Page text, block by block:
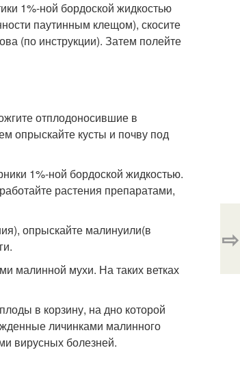
1%-ной бордоской жидкостью
паутинным клещом), скосите
(по инструкции). Затем полейте
отплодоносившие в
опрыскайте кусты и почву под
1%-ной бордоской жидкостью.
растения препаратами,
опрыскайте малинуили(в
малинной мухи. На таких ветках
в корзину, на дно которой
личинками малинного
вирусных болезней.
⇨